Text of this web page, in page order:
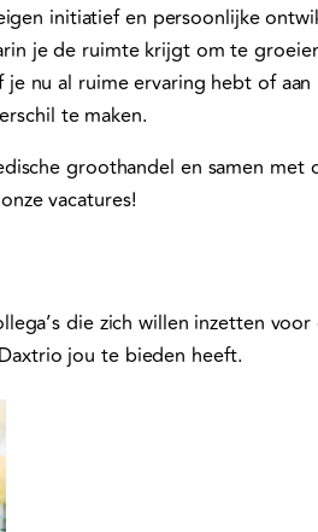
initiatief en persoonlijke
je de ruimte krijgt om te
nu al ruime ervaring hebt of
te maken.
groothandel en samen met
vacatures!
die zich willen inzetten
jou te bieden heeft.